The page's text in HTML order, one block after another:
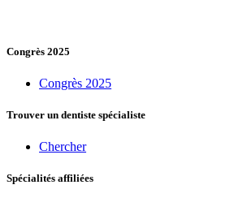
Congrès 2025
Congrès 2025
Trouver un dentiste spécialiste
Chercher
Spécialités affiliées